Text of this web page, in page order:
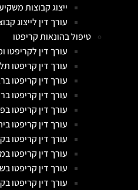
ייצוג קבוצות
עורך דין לייצוג
טיפול בהונאות קריפטו
עורך דין לקריפטו
עורך דין קריפטו
עורך דין קריפטו
עורך דין קריפטו
עורך דין קריפטו
עורך דין קריפטו
עורך דין קריפטו
עורך דין קריפטו
עורך דין קריפטו
עורך דין קריפטו